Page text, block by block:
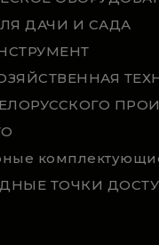
ДАЧИ И САДА